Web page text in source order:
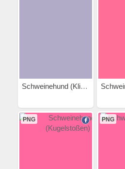
Schweinehund (Klimmzug)
PNG PNG